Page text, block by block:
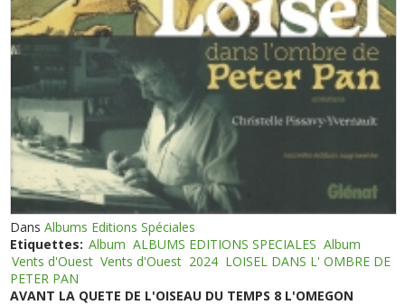
DansAlbums Editions Spéciales
Etiquettes: Album ALBUMS EDITIONS SPECIALES Album
Vents d'Ouest Vents d'Ouest 2024 LOISEL DANS L' OMBRE DE
PETER PAN
AVANT LA QUETE DE L'OISEAU DU TEMPS 8 L'OMEGON